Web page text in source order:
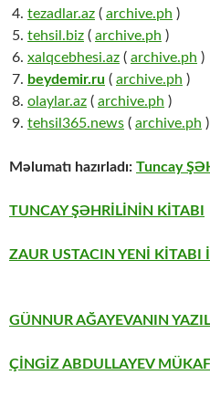
tezadlar.az ( archive.ph )
tehsil.biz ( archive.ph )
xalqcebhesi.az ( archive.ph )
beydemir.ru ( archive.ph )
olaylar.az ( archive.ph )
tehsil365.news ( archive.ph )
Məlumatı hazırladı: Tuncay
TUNCAY ŞƏHRİLİNİN KİTABI
ZAUR USTACIN YENİ KİTABI
GÜNNUR AĞAYEVANIN
ÇİNGİZ ABDULLAYEV